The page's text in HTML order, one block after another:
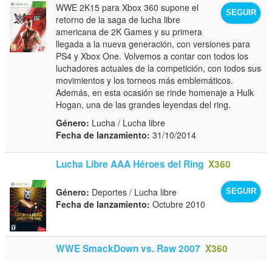
SEGUIR
WWE 2K15 para Xbox 360 supone el
retorno de la saga de lucha libre
americana de 2K Games y su primera
llegada a la nueva generación, con versiones para
PS4 y Xbox One. Volvemos a contar con todos los
luchadores actuales de la competición, con todos sus
movimientos y los torneos más emblemáticos.
Además, en esta ocasión se rinde homenaje a Hulk
Hogan, una de las grandes leyendas del ring.
Género: Lucha / Lucha libre
Fecha de lanzamiento: 31/10/2014
Lucha Libre AAA Héroes del Ring X360
SEGUIR
Género: Deportes / Lucha libre
Fecha de lanzamiento: Octubre 2010
WWE SmackDown vs. Raw 2007 X360